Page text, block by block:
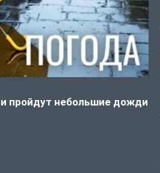
пройдут небольшие дожди